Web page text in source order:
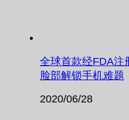
全球首款经FDA注
脸部解锁手机难题
2020/06/28